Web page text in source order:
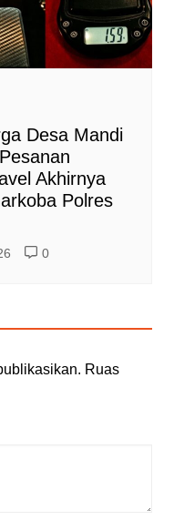
Desa Mandi
Akhirnya
Polres
0
Ruas